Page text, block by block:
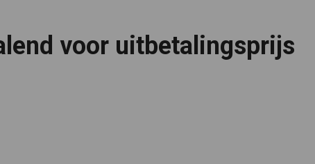
voor uitbetalingsprijs